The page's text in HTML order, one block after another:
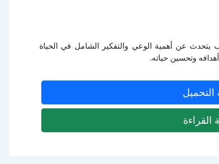
يتحدث عن أهمية الوعي والتفكير الشامل في الحياة
وتحسين حياته.